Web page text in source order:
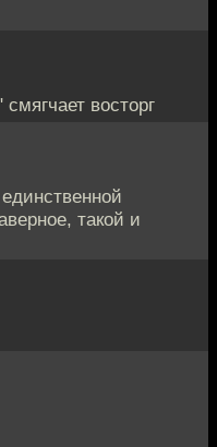
восторг
такой и